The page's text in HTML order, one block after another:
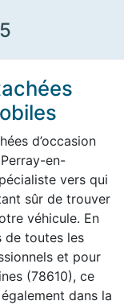
d’occasion
en-
vers qui
sûr de trouver
véhicule. En
de toutes les
et pour
(78610), ce
dans la